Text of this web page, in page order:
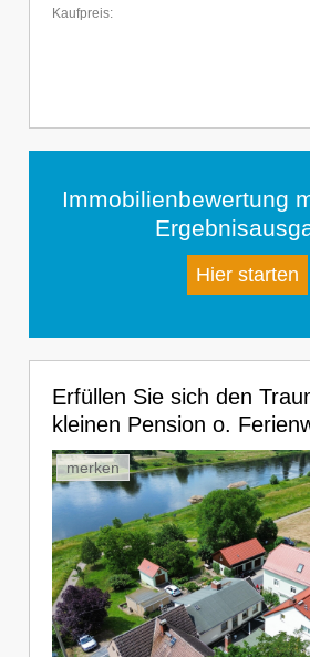
Kaufpreis:
Immobilienbewertung
Hier starten
Erfüllen Sie sich den
kleinen Pension o.
merken